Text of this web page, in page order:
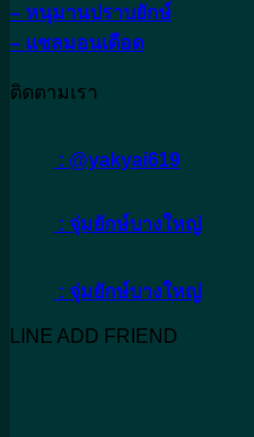
– หนุมานปราบยักษ์
– แซลมอนเดือด
ติดตามเรา
: @yakyai619
: จุ่มยักษ์บางใหญ่
: จุ่มยักษ์บางใหญ่
LINE ADD FRIEND